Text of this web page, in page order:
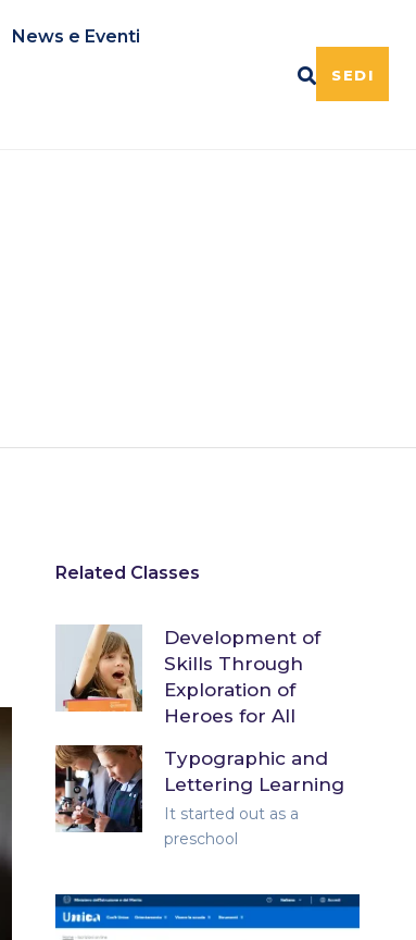
News e Eventi
SEDI
Related Classes
Development of
Skills Through
Exploration of
Heroes for All
Typographic and
Lettering Learning
It started out as a
preschool